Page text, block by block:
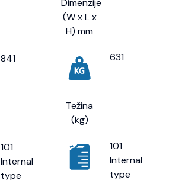
841
101
Internal
type
(W x L x
H) mm
Težina
(kg)
631
101
Internal
type